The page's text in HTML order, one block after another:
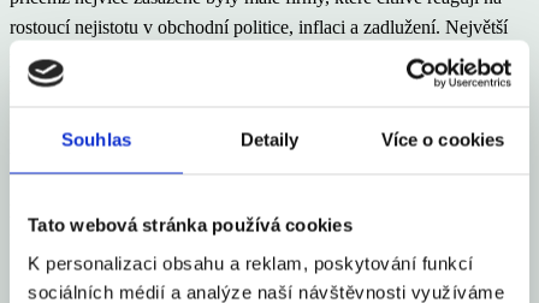
Souhlas Detaily Více o cookies
Tato webová stránka používá cookies
K personalizaci obsahu a reklam, poskytování funkcí
sociálních médií a analýze naší návštěvnosti využíváme
rostoucí nejistotu v obchodní politice, inflaci a zadlužení. Největší
pokles zaznamenaly Francie a Německo, zatímco Velká Británie
hlásí zlepšení (+23,7 %).
2023, přičemž polovina podniků neplánuje zvyšovat dlouhodobé
financování.Index ESG zůstal stabilní, avšak s rozdíly: střední
firmy v rozvinutých zemích zaznamenaly pokles.
Sdílet článek